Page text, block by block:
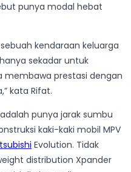
punya modal hebat
kendaraan keluarga
sekadar untuk
membawa prestasi dengan
kata Rifat.
punya jarak sumbu
kaki-kaki mobil MPV
Evolution. Tidak
distribution Xpander